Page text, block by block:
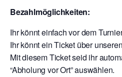
Bezahlmöglichkeiten:
Ihr könnt einfach vor dem
Ihr könnt ein Ticket über
Mit diesem Ticket seid ihr
“Abholung vor Ort” auswählen.